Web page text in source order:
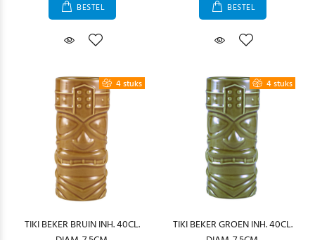
BESTEL BESTEL
4 stuks
TIKI BEKER BRUIN INH. 40CL.
4 stuks
TIKI BEKER GROEN INH. 40CL.